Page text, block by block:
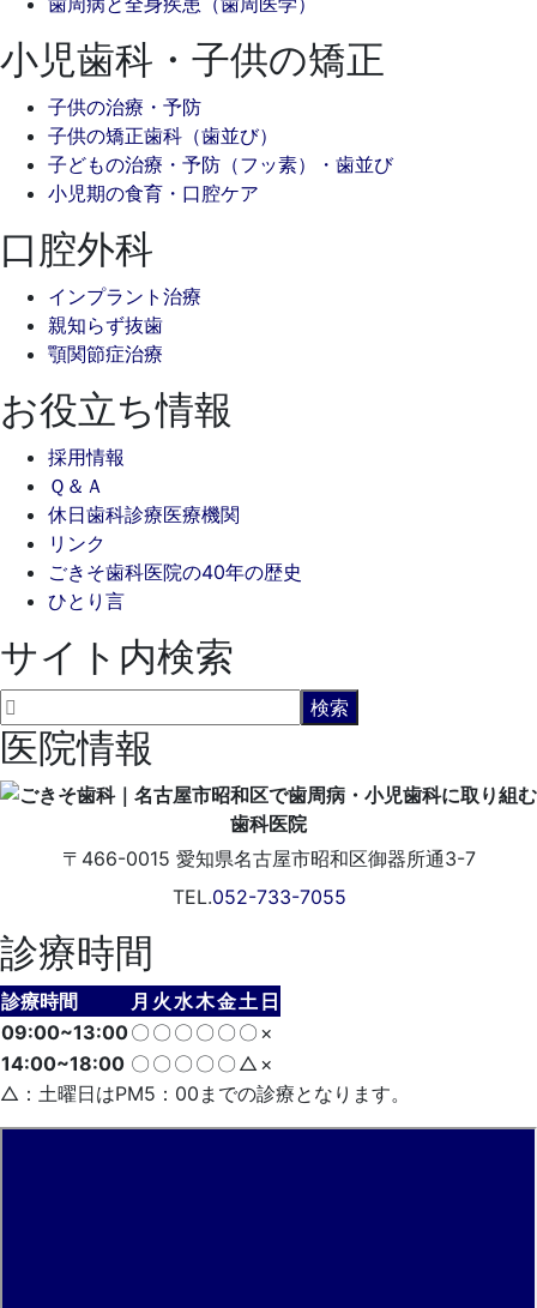
小児歯科・子供の矯正
子供の治療・予防
子供の矯正歯科（歯並び）
子どもの治療・予防（フッ素）・歯並び
小児期の食育・口腔ケア
口腔外科
インプラント治療
親知らず抜歯
顎関節症治療
お役立ち情報
採用情報
Ｑ＆Ａ
休日歯科診療医療機関
リンク
ごきそ歯科医院の40年の歴史
ひとり言
サイト内検索
医院情報
〒466-0015 愛知県名古屋市昭和区御器所通3-7
TEL.052-733-7055
診療時間
診療時間 月 火水木金土 日
09:00~13:00〇 〇 〇 〇 〇 〇 ×
14:00~18:00 〇 〇 〇 〇 〇 △ ×
△：土曜日はPM5：00までの診療となります。